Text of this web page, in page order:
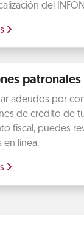
del
patronales
adeudos por
de crédito de
fiscal, puedes
en línea.